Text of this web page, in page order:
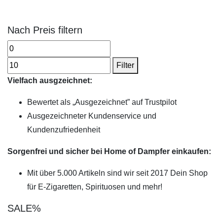
Nach Preis filtern
Filter
Vielfach ausgzeichnet:
Bewertet als „Ausgezeichnet” auf Trustpilot
Ausgezeichneter Kundenservice und
Kundenzufriedenheit
Sorgenfrei und sicher bei Home of Dampfer einkaufen:
Mit über 5.000 Artikeln sind wir seit 2017 Dein Shop
für E-Zigaretten, Spirituosen und mehr!
SALE%